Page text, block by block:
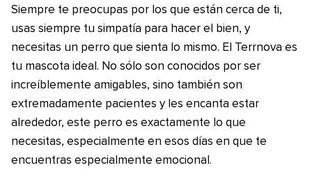
Siempre te preocupas por los que están cerca de ti,
usas siempre tu simpatía para hacer el bien, y
necesitas un perro que sienta lo mismo. El Terrnova es
tu mascota ideal. No sólo son conocidos por ser
increíblemente amigables, sino también son
extremadamente pacientes y les encanta estar
alrededor, este perro es exactamente lo que
necesitas, especialmente en esos días en que te
encuentras especialmente emocional.